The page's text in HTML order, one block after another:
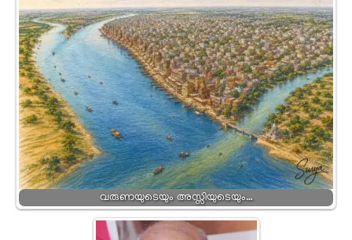
വരുണയുടെയും അസ്സിയുടെയും…